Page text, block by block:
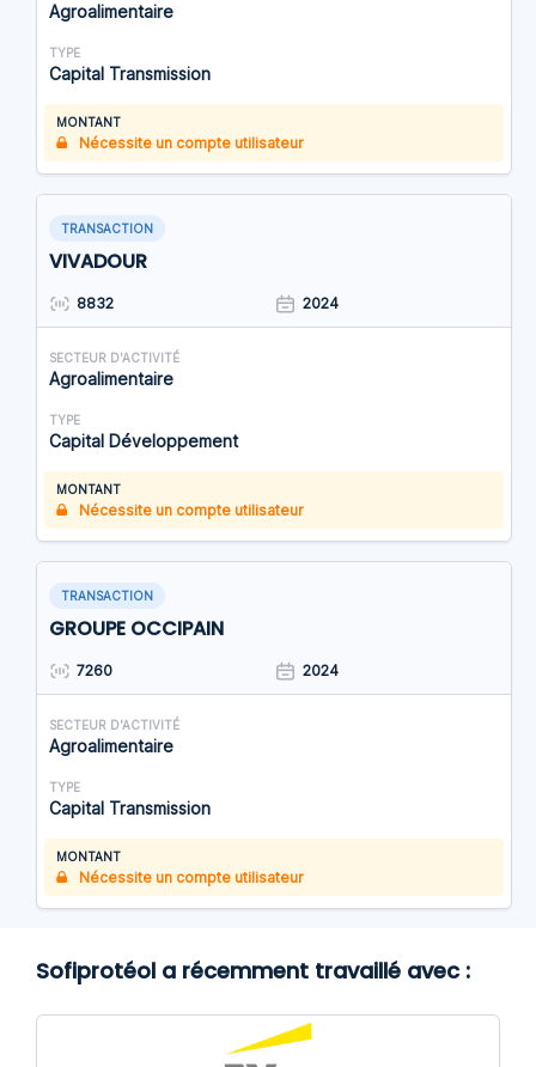
Agroalimentaire
TYPE
Capital Transmission
MONTANT
Nécessite un compte utilisateur
TRANSACTION
VIVADOUR
8832 2024
SECTEUR D'ACTIVITÉ
Agroalimentaire
TYPE
Capital Développement
MONTANT
Nécessite un compte utilisateur
TRANSACTION
GROUPE OCCIPAIN
7260 2024
SECTEUR D'ACTIVITÉ
Agroalimentaire
TYPE
Capital Transmission
MONTANT
Nécessite un compte utilisateur
Sofiprotéol a récemment travaillé avec :